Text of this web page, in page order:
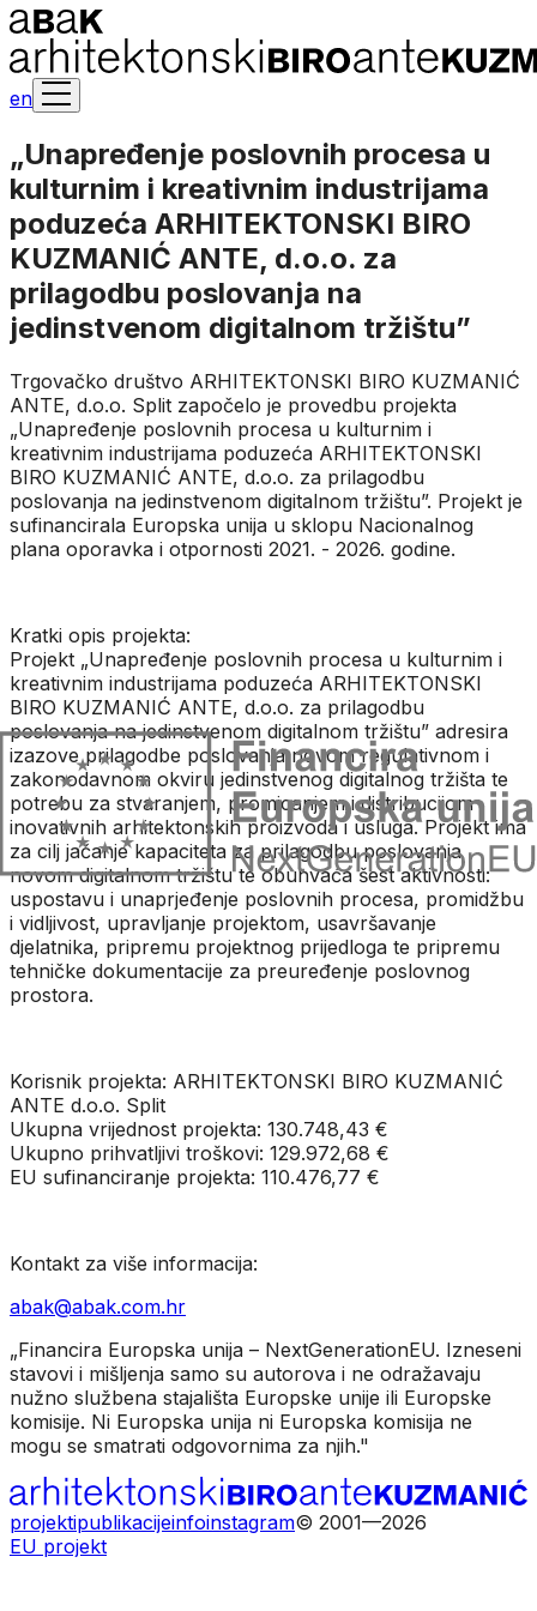
en
„Unapređenje poslovnih procesa u
kulturnim i kreativnim industrijama
poduzeća ARHITEKTONSKI BIRO
KUZMANIĆ ANTE, d.o.o. za
prilagodbu poslovanja na
jedinstvenom digitalnom tržištu”
Trgovačko društvo ARHITEKTONSKI BIRO KUZMANIĆ
ANTE, d.o.o. Split započelo je provedbu projekta
„Unapređenje poslovnih procesa u kulturnim i
kreativnim industrijama poduzeća ARHITEKTONSKI
BIRO KUZMANIĆ ANTE, d.o.o. za prilagodbu
poslovanja na jedinstvenom digitalnom tržištu”. Projekt je
sufinancirala Europska unija u sklopu Nacionalnog
plana oporavka i otpornosti 2021. - 2026. godine.
Kratki opis projekta:
Projekt „Unapređenje poslovnih procesa u kulturnim i
kreativnim industrijama poduzeća ARHITEKTONSKI
BIRO KUZMANIĆ ANTE, d.o.o. za prilagodbu
poslovanja na jedinstvenom digitalnom tržištu” adresira
izazove prilagodbe poslovanja novom regulativnom i
zakonodavnom okviru jedinstvenog digitalnog tržišta te
potrebu za stvaranjem, promicanjem i distribucijom
inovativnih arhitektonskih proizvoda i usluga. Projekt ima
za cilj jačanje kapaciteta za prilagodbu poslovanja
novom digitalnom tržištu te obuhvaća šest aktivnosti:
uspostavu i unaprjeđenje poslovnih procesa, promidžbu
i vidljivost, upravljanje projektom, usavršavanje
djelatnika, pripremu projektnog prijedloga te pripremu
tehničke dokumentacije za preuređenje poslovnog
prostora.
Korisnik projekta: ARHITEKTONSKI BIRO KUZMANIĆ
ANTE d.o.o. Split
Ukupna vrijednost projekta: 130.748,43 €
Ukupno prihvatljivi troškovi: 129.972,68 €
EU sufinanciranje projekta: 110.476,77 €
Kontakt za više informacija:
abak@abak.com.hr
„Financira Europska unija – NextGenerationEU. Izneseni
stavovi i mišljenja samo su autorova i ne odražavaju
nužno službena stajališta Europske unije ili Europske
komisije. Ni Europska unija ni Europska komisija ne
mogu se smatrati odgovornima za njih."
projektipublikacijeinfoinstagram© 2001—2026
EU projekt